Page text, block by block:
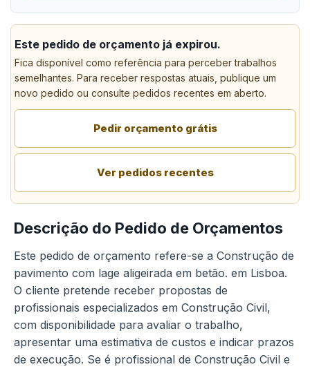
Este pedido de orçamento já expirou.
Fica disponível como referência para perceber trabalhos
semelhantes. Para receber respostas atuais, publique um
novo pedido ou consulte pedidos recentes em aberto.
Pedir orçamento grátis
Ver pedidos recentes
Descrição do Pedido de Orçamentos
Este pedido de orçamento refere-se a Construção de
pavimento com lage aligeirada em betão. em Lisboa.
O cliente pretende receber propostas de
profissionais especializados em Construção Civil,
com disponibilidade para avaliar o trabalho,
apresentar uma estimativa de custos e indicar prazos
de execução. Se é profissional de Construção Civil e